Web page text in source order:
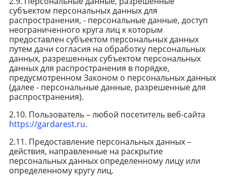
субъектом персональных данных для
распространения, - персональные данные, доступ
неограниченного круга лиц к которым
предоставлен субъектом персональных данных
путем дачи согласия на обработку персональных
данных, разрешенных субъектом персональных
данных для распространения в порядке,
предусмотренном Законом о персональных данных
(далее - персональные данные, разрешенные для
распространения).
2.10. Пользователь – любой посетитель веб-сайта
https://gardarest.ru.
2.11. Предоставление персональных данных –
действия, направленные на раскрытие
персональных данных определенному лицу или
определенному кругу лиц.